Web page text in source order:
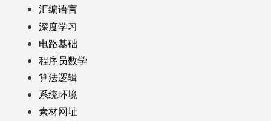
汇编语言
深度学习
电路基础
程序员数学
算法逻辑
系统环境
素材网址